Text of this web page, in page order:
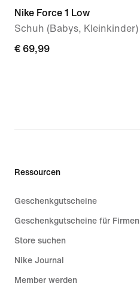
Nike Force 1 Low
Schuh (Babys, Kleinkinder)
€ 69,99
€ 69,99
Ressourcen
Geschenkgutscheine
Geschenkgutscheine für Firmen
Store suchen
Nike Journal
Member werden